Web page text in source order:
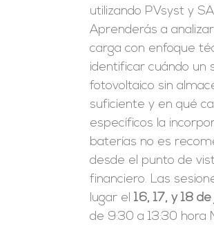
utilizando PVsyst y
Aprenderás a
carga con enfoque
identificar cuándo un
fotovoltaico sin
suficiente y en qué
específicos la
baterías no es
desde el punto de
financiero. Las
lugar el16, 17, y 18
de 9:30 a 13:30 hora